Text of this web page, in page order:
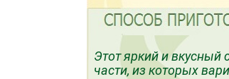
Этот яркий и вкусный
части, из которых